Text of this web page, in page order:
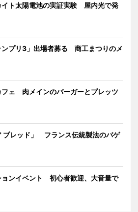
イト太陽電池の実証実験 屋内光で発
ンプリ3」出場者募る 商工まつりのメ
フェ 肉メインのバーガーとプレッツ
ブレッド」 フランス伝統製法のバゲ
ョンイベント 初心者歓迎、大音量で